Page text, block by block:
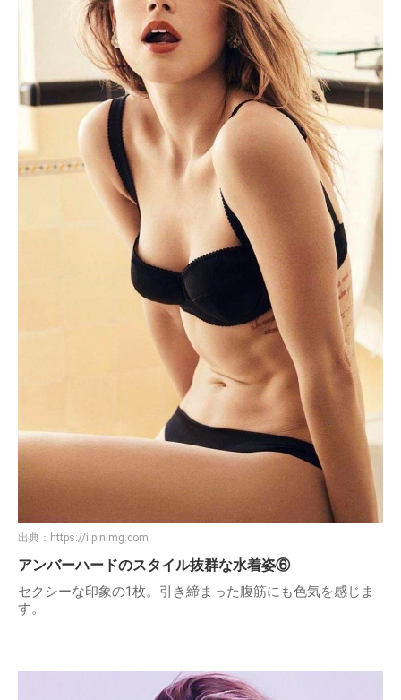
出典： https://i.pinimg.com
アンバーハードのスタイル抜群な水着姿⑥
セクシーな印象の1枚。引き締まった腹筋にも色気を感じま
す。